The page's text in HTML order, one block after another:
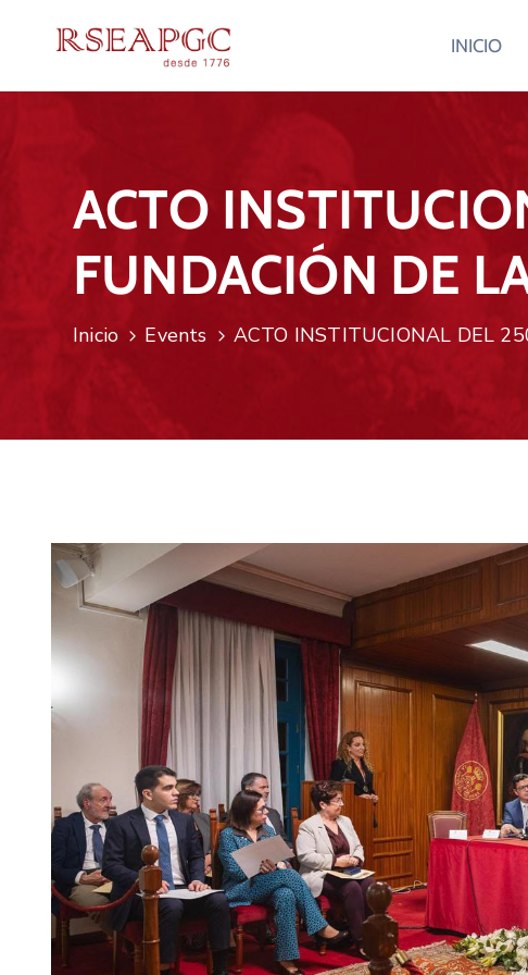
INICIO
ACTO
FUNDACIÓN DE
Inicio Events ACTO INSTITUCIONAL DEL